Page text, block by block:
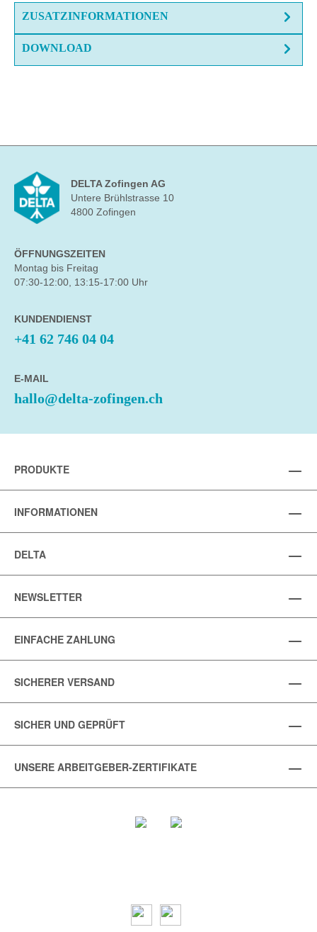
ZUSATZINFORMATIONEN
DOWNLOAD
DELTA Zofingen AG
Untere Brühlstrasse 10
4800 Zofingen
ÖFFNUNGSZEITEN
Montag bis Freitag
07:30-12:00, 13:15-17:00 Uhr
KUNDENDIENST
+41 62 746 04 04
E-MAIL
hallo@delta-zofingen.ch
PRODUKTE
INFORMATIONEN
DELTA
NEWSLETTER
EINFACHE ZAHLUNG
SICHERER VERSAND
SICHER UND GEPRÜFT
UNSERE ARBEITGEBER-ZERTIFIKATE